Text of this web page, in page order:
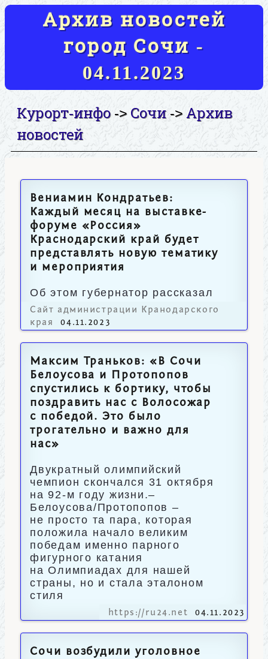
Архив новостей
город Сочи -
04.11.2023
Курорт-инфо-> Сочи->Архив
новостей
Вениамин Кондратьев:
Каждый месяц на выставке-
форуме «Россия»
Краснодарский край будет
представлять новую тематику
и мероприятия
Об этом губернатор рассказал
журналистам.
Сайт администрации Кранодарского
края
04.11.2023
Максим Траньков: «В Сочи
Белоусова и Протопопов
спустились к бортику, чтобы
поздравить нас с Волосожар
с победой. Это было
трогательно и важно для
нас»
Двукратный олимпийский
чемпион скончался 31 октября
на 92-м году жизни.–
Белоусова/Протопопов –
не просто та пара, которая
положила начало великим
победам именно парного
фигурного катания
на Олимпиадах для нашей
страны, но и стала эталоном
стиля
https://ru24.net 04.11.2023
Сочи возбудили уголовное